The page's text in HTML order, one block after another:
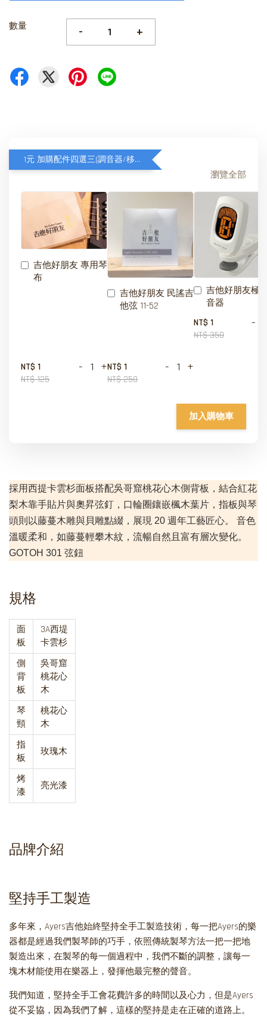
數量 - +
1元 加購配件四選三(調音器/移調夾/琴弦/琴布)
瀏覽全部
吉他好朋友 專用琴
布
NT$ 1
NT$ 125
- +
吉他好朋友 民謠吉
他弦 11-52
NT$ 1
NT$ 250
- +
吉他好朋友極
音器
NT$ 1
NT$ 350
-
加入購物車
採用西提卡雲杉面板搭配吳哥窟桃花心木側背板，結合紅花
梨木靠手貼片與奧昇弦釘，口輪圈鑲嵌楓木葉片，指板與琴
頭則以藤蔓木雕與貝雕點綴，展現 20 週年工藝匠心。 音色
溫暖柔和，如藤蔓輕攀木紋，流暢自然且富有層次變化。
GOTOH 301 弦鈕
規格
面
板
3A西堤
卡雲杉
側
背
板
吳哥窟
桃花心
木
琴
頸
桃花心
木
指
板
玫瑰木
烤
漆
亮光漆
品牌介紹
堅持手工製造
多年來，Ayers吉他始終堅持全手工製造技術，每一把Ayers的樂
器都是經過我們製琴師的巧手，依照傳統製琴方法一把一把地
製造出來，在製琴的每一個過程中，我們不斷的調整，讓每一
塊木材能使用在樂器上，發揮他最完整的聲音。
我們知道，堅持全手工會花費許多的時間以及心力，但是Ayers
從不妥協，因為我們了解，這樣的堅持是走在正確的道路上。